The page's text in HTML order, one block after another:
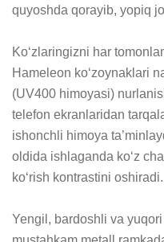
quyoshda qorayib, yopiq
Ko‘zlaringizni har
Hameleon ko‘zoynaklari
(UV400 himoyasi)
telefon ekranlaridan
ishonchli himoya
oldida ishlaganda ko‘z
ko‘rish kontrastini oshiradi.
Yengil, bardoshli va